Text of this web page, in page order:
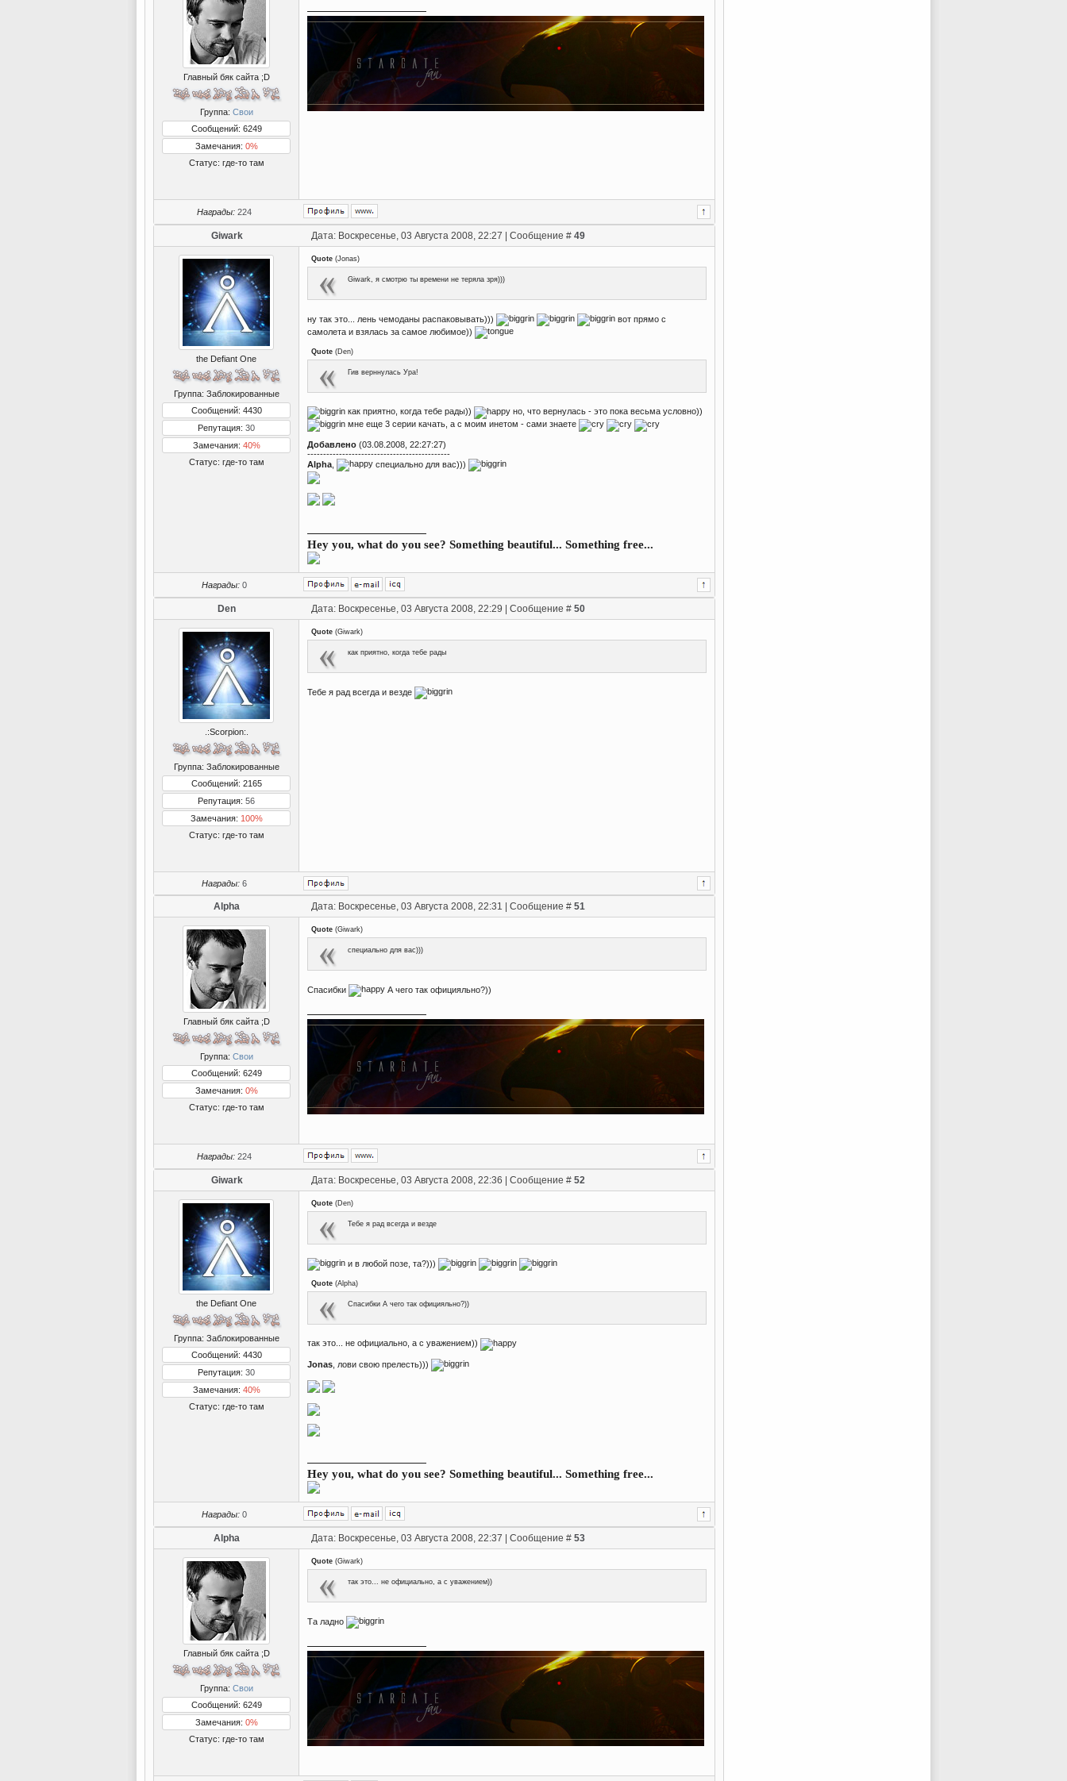
Главный бяк сайта ;D
Группа: Свои
Сообщений: 6249
Замечания: 0%
Статус: где-то там
Награды: 224
Giwark Дата: Воскресенье, 03 Августа 2008, 22:27 | Сообщение # 49
the Defiant One
Группа: Заблокированные
Сообщений: 4430
Репутация: 30
Замечания: 40%
Статус: где-то там
Quote (Jonas)
Giwark, я смотрю ты времени не теряла зря)))
ну так это... лень чемоданы распаковывать)))
вот прямо с
самолета и взялась за самое любимое))
Quote (Den)
Гив верннулась Ура!
как приятно, когда тебе рады))
но, что вернулась - это пока весьма условно))
мне еще 3 серии качать, а с моим инетом - сами знаете
Добавлено (03.08.2008, 22:27:27)
---------------------------------------------
Alpha
специально для вас)))
Hey you, what do you see? Something beautiful... Something free...
Награды: 0
Den Дата: Воскресенье, 03 Августа 2008, 22:29 | Сообщение # 50
.:Scorpion:.
Группа: Заблокированные
Сообщений: 2165
Репутация: 56
Замечания: 100%
Статус: где-то там
Quote (Giwark)
как приятно, когда тебе рады
Тебе я рад всегда и везде
Награды: 6
Alpha Дата: Воскресенье, 03 Августа 2008, 22:31 | Сообщение # 51
Главный бяк сайта ;D
Группа: Свои
Сообщений: 6249
Замечания: 0%
Статус: где-то там
Quote (Giwark)
специально для вас)))
Спасибки А чего так официяльно?))
Награды: 224
Giwark Дата: Воскресенье, 03 Августа 2008, 22:36 | Сообщение # 52
the Defiant One
Группа: Заблокированные
Сообщений: 4430
Репутация: 30
Замечания: 40%
Статус: где-то там
Quote (Den)
Тебе я рад всегда и везде
и в любой позе, та?)))
Quote (Alpha)
Спасибки А чего так официяльно?))
так это... не официально, а с уважением))
Jonas , лови свою прелесть)))
Hey you, what do you see? Something beautiful... Something free...
Награды: 0
Alpha Дата: Воскресенье, 03 Августа 2008, 22:37 | Сообщение # 53
Главный бяк сайта ;D
Группа: Свои
Сообщений: 6249
Замечания: 0%
Статус: где-то там
Quote (Giwark)
так это... не официально, а с уважением))
Та ладно